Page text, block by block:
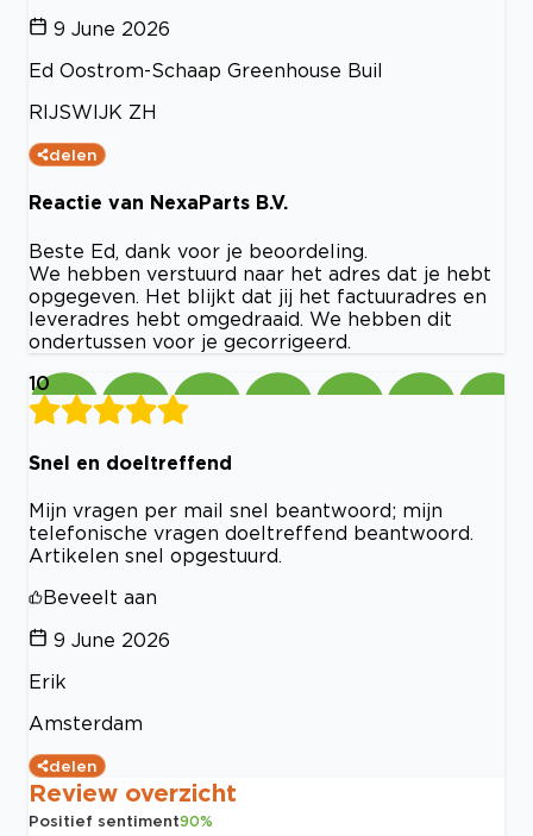
9 June 2026
Ed Oostrom-Schaap Greenhouse Buil
RIJSWIJK ZH
delen
Reactie van NexaParts B.V.
Beste Ed, dank voor je beoordeling.
We hebben verstuurd naar het adres dat je hebt
opgegeven. Het blijkt dat jij het factuuradres en
leveradres hebt omgedraaid. We hebben dit
ondertussen voor je gecorrigeerd.
10
Snel en doeltreffend
Mijn vragen per mail snel beantwoord; mijn
telefonische vragen doeltreffend beantwoord.
Artikelen snel opgestuurd.
Beveelt aan
9 June 2026
Erik
Amsterdam
delen
Review overzicht
Positief sentiment90%